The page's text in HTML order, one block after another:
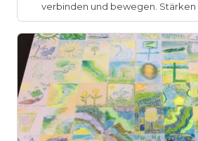
verbinden und bewegen. Stärken